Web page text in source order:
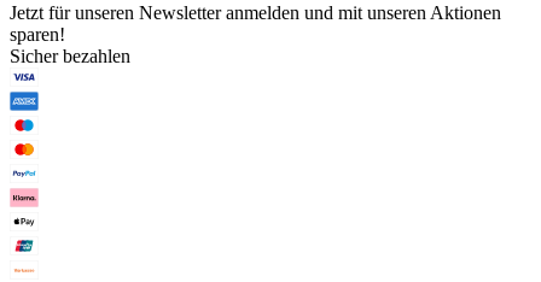
Jetzt für unseren Newsletter anmelden und mit unseren Aktionen
sparen!
Sicher bezahlen